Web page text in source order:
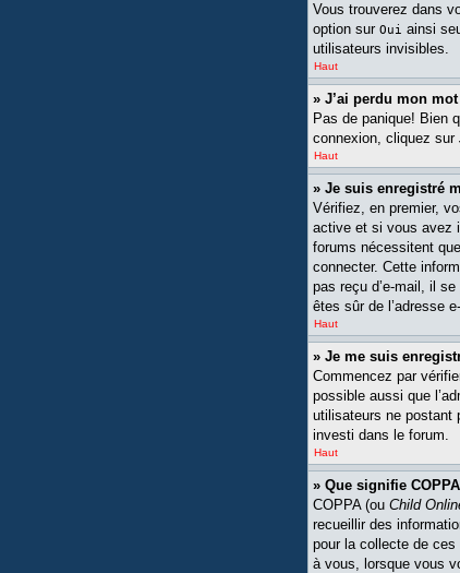
Vous trouverez dans
option sur Oui ainsi
utilisateurs invisibles.
Haut
» J’ai perdu mon
Pas de panique! Bien
connexion, cliquez sur
Haut
» Je suis enregistré
Vérifiez, en premier,
active et si vous avez
forums nécessitent
connecter. Cette
pas reçu d’e-mail, il
êtes sûr de l’adresse
Haut
» Je me suis
Commencez par
possible aussi que
utilisateurs ne postant
investi dans le forum.
Haut
» Que signifie
COPPA (ou Child
recueillir des
pour la collecte de ces
à vous, lorsque vous